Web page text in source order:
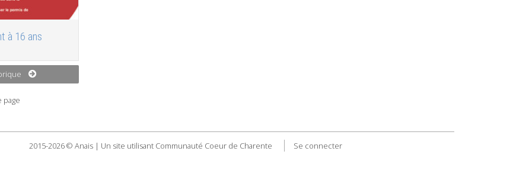
à 16 ans
page
2015-2026 © Anais | Un site utilisant Communauté Coeur de Charente Se connecter